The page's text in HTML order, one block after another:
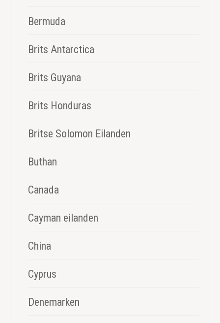
Bermuda
Brits Antarctica
Brits Guyana
Brits Honduras
Britse Solomon Eilanden
Buthan
Canada
Cayman eilanden
China
Cyprus
Denemarken